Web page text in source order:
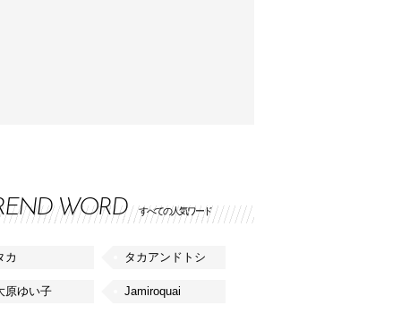
WORD すべての人気ワード
カ タカアンドトシ
原ゆい子 Jamiroquai